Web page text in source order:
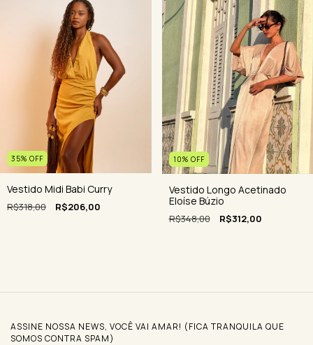
35% OFF
Vestido Midi Babi Curry
R$318,00 R$206,00
10% OFF
Vestido Longo Acetinado
Eloíse Búzio
R$348,00 R$312,00
ASSINE NOSSA NEWS, VOCÊ VAI AMAR! (FICA TRANQUILA QUE
SOMOS CONTRA SPAM)